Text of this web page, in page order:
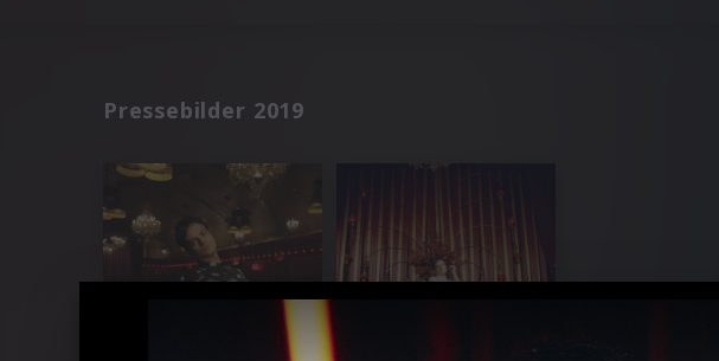
Pressebilder 2019